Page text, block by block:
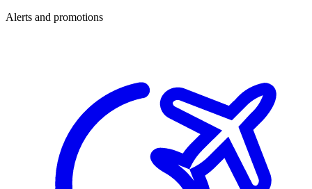
Alerts and promotions